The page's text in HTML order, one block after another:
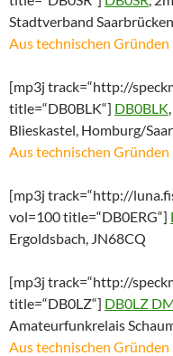
Stadtverband
Aus technischen
[mp3j track=“http://
title=“DB0BLK“] DB0BLK
Blieskastel, Homburg/
Aus technischen
[mp3j track=“http://
vol=100 title=“DB0ERG“]
Ergoldsbach, JN68CQ
[mp3j track=“http://
title=“DB0LZ“] DB0LZ
Amateurfunkrelais
Aus technischen